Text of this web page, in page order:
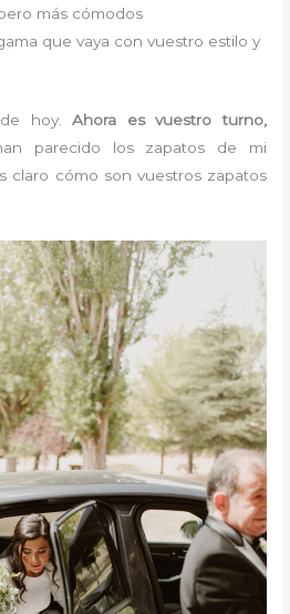
más cómodos
que vaya con vuestro estilo y
de hoy.Ahora es vuestro turno,
parecido los zapatos de mi
claro cómo son vuestros zapatos